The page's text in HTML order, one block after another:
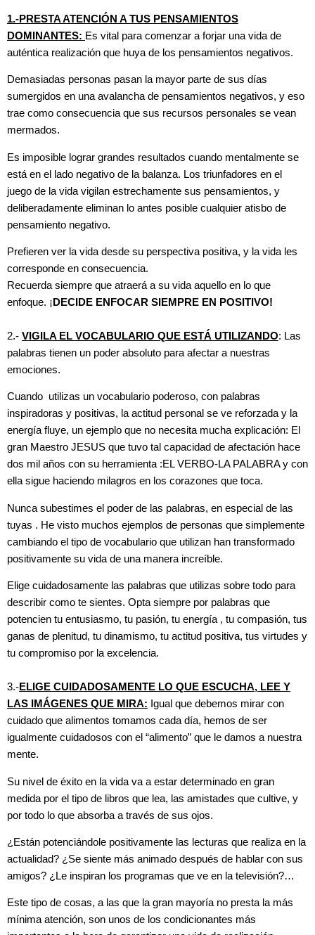
1.-PRESTA ATENCIÓN A TUS PENSAMIENTOS
DOMINANTES: Es vital para comenzar a forjar una vida de
auténtica realización que huya de los pensamientos negativos.
Demasiadas personas pasan la mayor parte de sus días
sumergidos en una avalancha de pensamientos negativos, y eso
trae como consecuencia que sus recursos personales se vean
mermados.
Es imposible lograr grandes resultados cuando mentalmente se
está en el lado negativo de la balanza. Los triunfadores en el
juego de la vida vigilan estrechamente sus pensamientos, y
deliberadamente eliminan lo antes posible cualquier atisbo de
pensamiento negativo.
Prefieren ver la vida desde su perspectiva positiva, y la vida les
corresponde en consecuencia.
Recuerda siempre que atraerá a su vida aquello en lo que
enfoque. ¡ DECIDE ENFOCAR SIEMPRE EN POSITIVO!
2.- VIGILA EL VOCABULARIO QUE ESTÁ UTILIZANDO: Las
palabras tienen un poder absoluto para afectar a nuestras
emociones.
Cuando utilizas un vocabulario poderoso, con palabras
inspiradoras y positivas, la actitud personal se ve reforzada y la
energía fluye, un ejemplo que no necesita mucha explicación: El
gran Maestro JESUS que tuvo tal capacidad de afectación hace
dos mil años con su herramienta :EL VERBO-LA PALABRA y con
ella sigue haciendo milagros en los corazones que toca.
Nunca subestimes el poder de las palabras, en especial de las
tuyas . He visto muchos ejemplos de personas que simplemente
cambiando el tipo de vocabulario que utilizan han transformado
positivamente su vida de una manera increíble.
Elige cuidadosamente las palabras que utilizas sobre todo para
describir como te sientes. Opta siempre por palabras que
potencien tu entusiasmo, tu pasión, tu energía , tu compasión, tus
ganas de plenitud, tu dinamismo, tu actitud positiva, tus virtudes y
tu compromiso por la excelencia.
3.-ELIGE CUIDADOSAMENTE LO QUE ESCUCHA, LEE Y
LAS IMÁGENES QUE MIRA: Igual que debemos mirar con
cuidado que alimentos tomamos cada día, hemos de ser
igualmente cuidadosos con el “alimento” que le damos a nuestra
mente.
Su nivel de éxito en la vida va a estar determinado en gran
medida por el tipo de libros que lea, las amistades que cultive, y
por todo lo que absorba a través de sus ojos.
¿Están potenciándole positivamente las lecturas que realiza en la
actualidad? ¿Se siente más animado después de hablar con sus
amigos? ¿Le inspiran los programas que ve en la televisión?…
Este tipo de cosas, a las que la gran mayoría no presta la más
mínima atención, son unos de los condicionantes más